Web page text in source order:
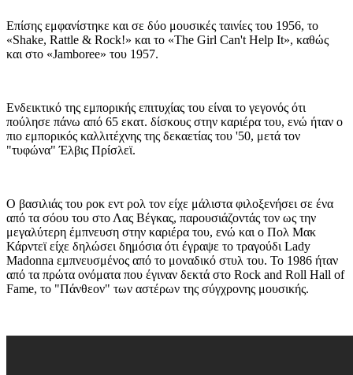
Επίσης εμφανίστηκε και σε δύο μουσικές ταινίες του 1956, το
«Shake, Rattle & Rock!» και το «The Girl Can't Help It», καθώς
και στο «Jamboree» του 1957.
Ενδεικτικό της εμπορικής επιτυχίας του είναι το γεγονός ότι
πούλησε πάνω από 65 εκατ. δίσκους στην καριέρα του, ενώ ήταν ο
πιο εμπορικός καλλιτέχνης της δεκαετίας του '50, μετά τον
"τυφώνα" Έλβις Πρίσλεϊ.
O βασιλιάς του ροκ εντ ρολ τον είχε μάλιστα φιλοξενήσει σε ένα
από τα σόου του στο Λας Βέγκας, παρουσιάζοντάς τον ως την
μεγαλύτερη έμπνευση στην καριέρα του, ενώ και ο Πολ Μακ
Κάρντεϊ είχε δηλώσει δημόσια ότι έγραψε το τραγούδι Lady
Madonna εμπνευσμένος από το μοναδικό στυλ του. Το 1986 ήταν
από τα πρώτα ονόματα που έγιναν δεκτά στο Rock and Roll Hall of
Fame, το "Πάνθεον" των αστέρων της σύγχρονης μουσικής.